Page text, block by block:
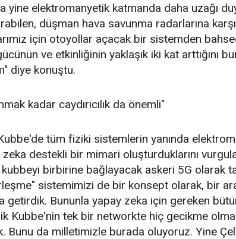
yine elektromanyetik katmanda daha uzağı
düşman hava savunma radarlarına
için otoyollar açacak bir sistemden
ve etkinliğinin yaklaşık iki kat arttığını
diye konuştu.
kadar caydırıcılık da önemli"
tüm fiziki sistemlerin yanında
destekli bir mimari oluşturduklarını
birbirine bağlayacak askeri 5G olarak
sistemimizi de bir konsept olarak, bir
getirdik. Bununla yapay zeka için gereken
Kubbe'nin tek bir networkte hiç gecikme
Bunu da milletimizle burada oluyoruz. Yine